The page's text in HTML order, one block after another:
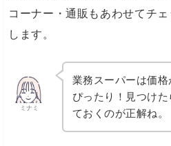
コーナー・通販もあわせてチ
します。
ミナミ
業務スーパーは価
ぴったり！見つけ
ておくのが正解ね。